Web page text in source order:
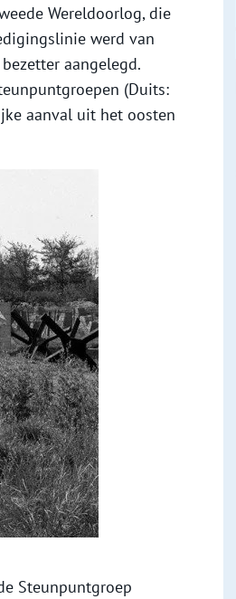
Wereldoorlog, die
werd van
aangelegd.
(Duits:
aanval uit het oosten
Steunpuntgroep